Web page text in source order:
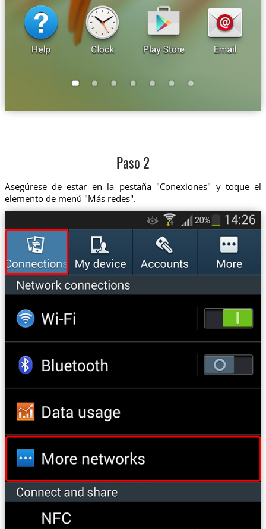
Paso 2
Asegúrese de estar en la pestaña "Conexiones" y toque el
elemento de menú "Más redes".